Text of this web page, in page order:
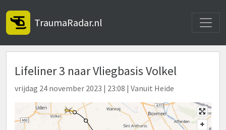
TraumaRadar.nl
Lifeliner 3 naar Vliegbasis Volkel
vrijdag 24 november 2023 | 23:08 | Vanuit Heide